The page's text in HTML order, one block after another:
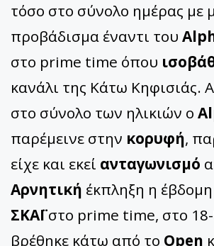
τόσο στο σύνολο ημέρας με
προβάδισμα έναντι του
στο prime time όπου
κανάλι της Κάτω Κηφισιάς.
στο σύνολο των ηλικιών ο
παρέμεινε στην κορυφή,
είχε και εκεί ανταγωνισμό
Αρνητική έκπληξη η
ΣΚΑΪστο prime time, στο 18-
βρέθηκε κάτω από το Open